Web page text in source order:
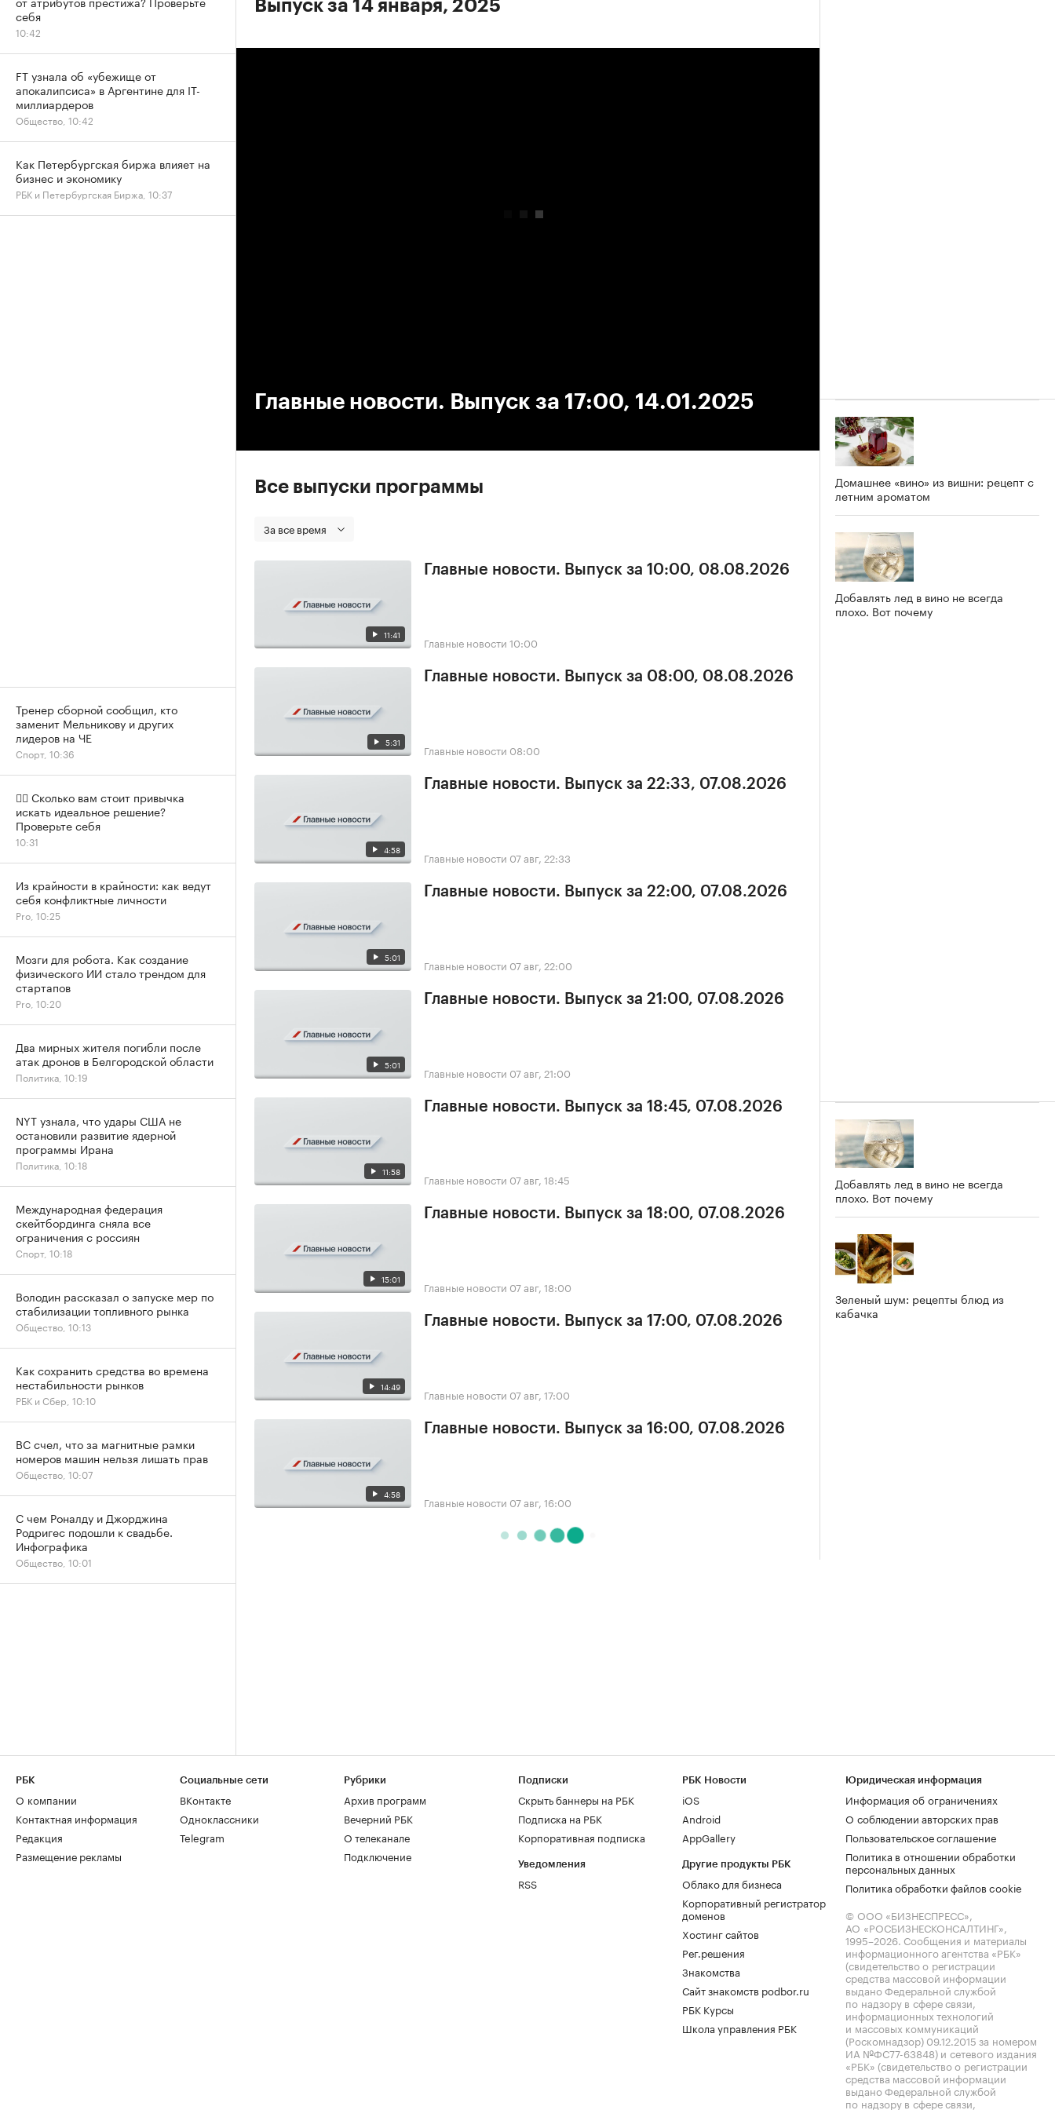
Выпуск за 14 января, 2025
Главные новости. Выпуск за 17:00, 14.01.2025
Все выпуски программы
За все время
11:41
Главные новости. Выпуск за 10:00, 08.08.2026
Главные новости 10:00
5:31
Главные новости. Выпуск за 08:00, 08.08.2026
Главные новости 08:00
4:58
Главные новости. Выпуск за 22:33, 07.08.2026
Главные новости 07 авг, 22:33
5:01
Главные новости. Выпуск за 22:00, 07.08.2026
Главные новости 07 авг, 22:00
5:01
Главные новости. Выпуск за 21:00, 07.08.2026
Главные новости 07 авг, 21:00
11:58
Главные новости. Выпуск за 18:45, 07.08.2026
Главные новости 07 авг, 18:45
15:01
Главные новости. Выпуск за 18:00, 07.08.2026
Главные новости 07 авг, 18:00
14:49
Главные новости. Выпуск за 17:00, 07.08.2026
Главные новости 07 авг, 17:00
4:58
Главные новости. Выпуск за 16:00, 07.08.2026
Главные новости 07 авг, 16:00
Домашнее «вино» из вишни: рецепт с
летним ароматом
Добавлять лед в вино не всегда
плохо. Вот почему
Добавлять лед в вино не всегда
плохо. Вот почему
Зеленый шум: рецепты блюд из
кабачка
себя
10:42
FT узнала об «убежище от
апокалипсиса» в Аргентине для IT-
миллиардеров
Общество, 10:42
Как Петербургская биржа влияет на
бизнес и экономику
РБК и Петербургская Биржа, 10:37
Тренер сборной сообщил, кто
заменит Мельникову и других
лидеров на ЧЕ
Спорт, 10:36
✍🏻 Сколько вам стоит привычка
искать идеальное решение?
Проверьте себя
10:31
Из крайности в крайности: как ведут
себя конфликтные личности
Pro, 10:25
Мозги для робота. Как создание
физического ИИ стало трендом для
стартапов
Pro, 10:20
Два мирных жителя погибли после
атак дронов в Белгородской области
Политика, 10:19
NYT узнала, что удары США не
остановили развитие ядерной
программы Ирана
Политика, 10:18
Международная федерация
скейтбординга сняла все
ограничения с россиян
Спорт, 10:18
Володин рассказал о запуске мер по
стабилизации топливного рынка
Общество, 10:13
Как сохранить средства во времена
нестабильности рынков
РБК и Сбер, 10:10
ВС счел, что за магнитные рамки
номеров машин нельзя лишать прав
Общество, 10:07
С чем Роналду и Джорджина
Родригес подошли к свадьбе.
Инфографика
Общество, 10:01
РБК
О компании
Контактная информация
Редакция
Размещение рекламы
Социальные сети
ВКонтакте
Одноклассники
Telegram
Рубрики
Архив программ
Вечерний РБК
О телеканале
Подключение
Подписки
Скрыть баннеры на РБК
Подписка на РБК
Корпоративная подписка
Уведомления
RSS
РБК Новости
iOS
Android
AppGallery
Другие продукты РБК
Облако для бизнеса
Корпоративный регистратор
доменов
Хостинг сайтов
Рег.решения
Знакомства
Сайт знакомств podbor.ru
РБК Курсы
Школа управления РБК
Юридическая информация
Информация об ограничениях
О соблюдении авторских прав
Пользовательское соглашение
Политика в отношении обработки
персональных данных
Политика обработки файлов cookie
© ООО «БИЗНЕСПРЕСС»,
АО «РОСБИЗНЕСКОНСАЛТИНГ»,
1995–2026. Сообщения и материалы
информационного агентства «РБК»
(свидетельство о регистрации
средства массовой информации
выдано Федеральной службой
по надзору в сфере связи,
информационных технологий
и массовых коммуникаций
(Роскомнадзор) 09.12.2015 за номером
ИА №ФС77-63848) и сетевого издания
«РБК» (свидетельство о регистрации
средства массовой информации
выдано Федеральной службой
по надзору в сфере связи,